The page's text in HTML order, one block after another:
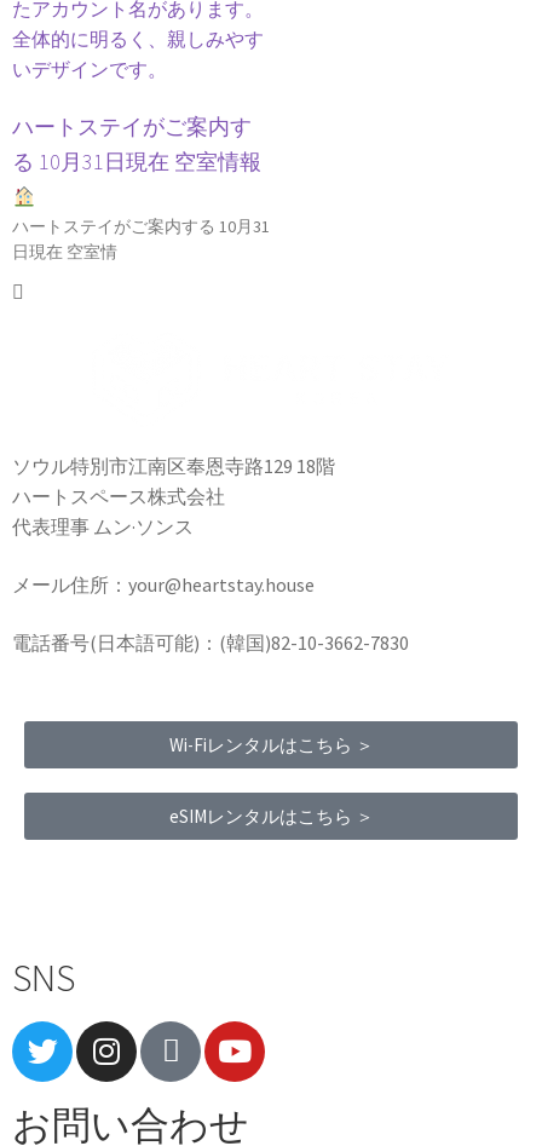
ハートステイがご案内す
る 10月31日現在 空室情報
ハートステイがご案内する 10月31
日現在 空室情
ソウル特別市江南区奉恩寺路129 18階
ハートスペース株式会社
代表理事 ムン·ソンス
メール住所：your@heartstay.house
電話番号(日本語可能)：(韓国)82-10-3662-7830
Wi-Fiレンタルはこちら ＞
eSIMレンタルはこちら ＞
SNS
お問い合わせ